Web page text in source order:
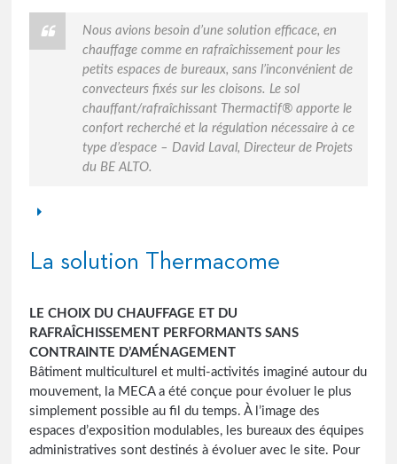
Nous avions besoin d’une solution efficace, en
chauffage comme en rafraîchissement pour les
petits espaces de bureaux, sans l’inconvénient de
convecteurs fixés sur les cloisons. Le sol
chauffant/rafraîchissant Thermactif® apporte le
confort recherché et la régulation nécessaire à ce
type d’espace – David Laval, Directeur de Projets
du BE ALTO.
La solution Thermacome
LE CHOIX DU CHAUFFAGE ET DU
RAFRAÎCHISSEMENT PERFORMANTS SANS
CONTRAINTE D’AMÉNAGEMENT
Bâtiment multiculturel et multi-activités imaginé autour du
mouvement, la MECA a été conçue pour évoluer le plus
simplement possible au fil du temps. À l’image des
espaces d’exposition modulables, les bureaux des équipes
administratives sont destinés à évoluer avec le site. Pour